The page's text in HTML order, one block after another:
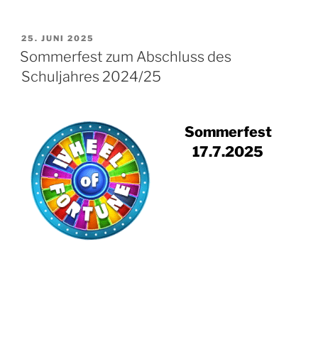
VERÖFFENTLICHT
AM
25. JUNI 2025
Sommerfest zum Abschluss des
Schuljahres 2024/25
Sommerfest
17.7.2025